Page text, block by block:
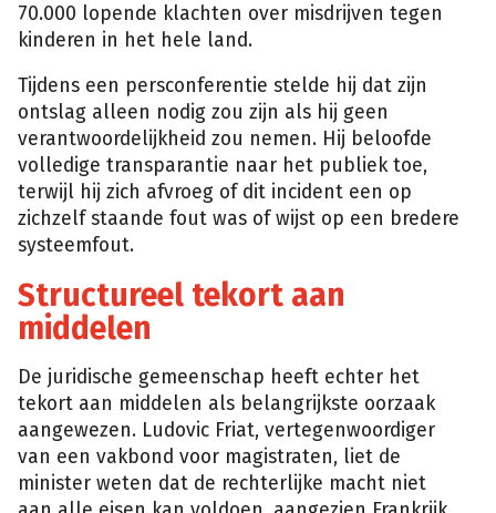
70.000 lopende klachten over misdrijven tegen
kinderen in het hele land.
Tijdens een persconferentie stelde hij dat zijn
ontslag alleen nodig zou zijn als hij geen
verantwoordelijkheid zou nemen. Hij beloofde
volledige transparantie naar het publiek toe,
terwijl hij zich afvroeg of dit incident een op
zichzelf staande fout was of wijst op een bredere
systeemfout.
Structureel tekort aan
middelen
De juridische gemeenschap heeft echter het
tekort aan middelen als belangrijkste oorzaak
aangewezen. Ludovic Friat, vertegenwoordiger
van een vakbond voor magistraten, liet de
minister weten dat de rechterlijke macht niet